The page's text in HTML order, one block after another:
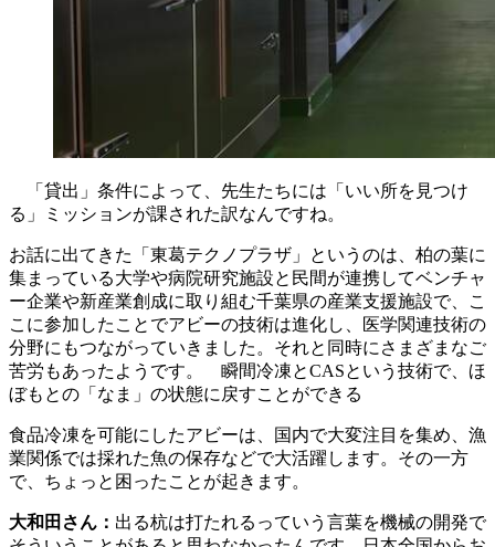
「貸出」条件によって、先生たちには「いい所を見つけ
る」ミッションが課された訳なんですね。
お話に出てきた「東葛テクノプラザ」というのは、柏の葉に
集まっている大学や病院研究施設と民間が連携してベンチャ
ー企業や新産業創成に取り組む千葉県の産業支援施設で、こ
こに参加したことでアビーの技術は進化し、医学関連技術の
分野にもつながっていきました。それと同時にさまざまなご
苦労もあったようです。 瞬間冷凍とCASという技術で、ほ
ぼもとの「なま」の状態に戻すことができる
食品冷凍を可能にしたアビーは、国内で大変注目を集め、漁
業関係では採れた魚の保存などで大活躍します。その一方
で、ちょっと困ったことが起きます。
大和田さん： 出る杭は打たれるっていう言葉を機械の開発で